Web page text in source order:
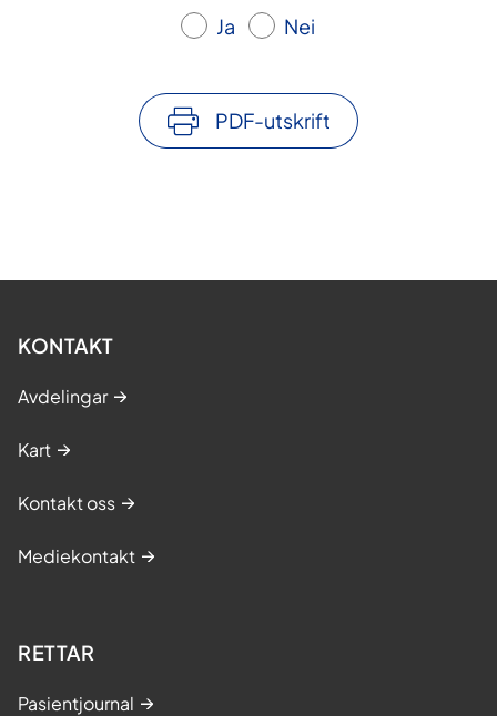
Ja Nei
PDF-utskrift
KONTAKT
Avdelingar
Kart
Kontakt oss
Mediekontakt
RETTAR
Pasientjournal